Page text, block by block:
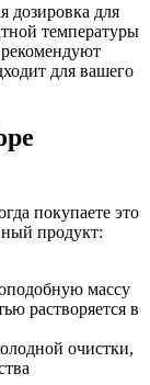
дозировка для
температуры
для вашего
покупаете это
продукт:
массу
растворяется в
очистки,